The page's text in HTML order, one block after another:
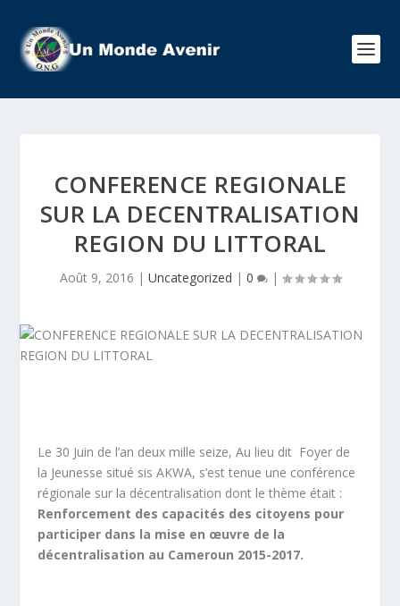
CONFERENCE REGIONALE
SUR LA DECENTRALISATION
REGION DU LITTORAL
Août 9, 2016 | Uncategorized | 0 |
Le 30 Juin de l’an deux mille seize, Au lieu dit Foyer de
la Jeunesse situé sis AKWA, s’est tenue une conférence
régionale sur la décentralisation dont le thème était :
Renforcement des capacités des citoyens pour
participer dans la mise en œuvre de la
décentralisation au Cameroun 2015-2017.